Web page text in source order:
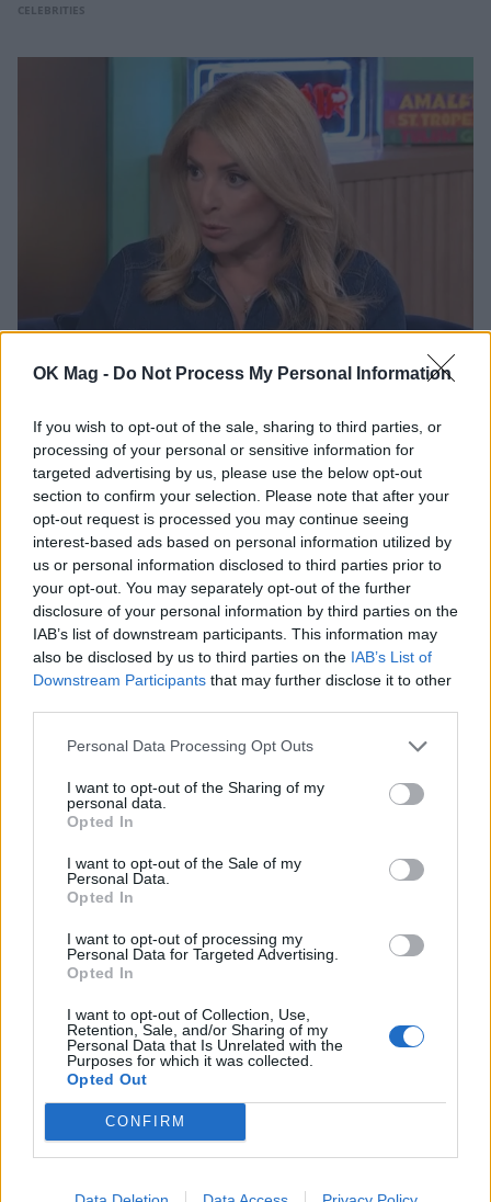
OK Mag - Do Not Process My Personal Information
If you wish to opt-out of the sale, sharing to third parties, or
processing of your personal or sensitive information for
targeted advertising by us, please use the below opt-out
section to confirm your selection. Please note that after your
opt-out request is processed you may continue seeing
interest-based ads based on personal information utilized by
us or personal information disclosed to third parties prior to
your opt-out. You may separately opt-out of the further
disclosure of your personal information by third parties on the
IAB’s list of downstream participants. This information may
also be disclosed by us to third parties on the IAB’s List of
Downstream Participants that may further disclose it to other
Personal Data Processing Opt Outs
I want to opt-out of the Sharing of my
personal data.
Opted In
I want to opt-out of the Sale of my
Personal Data.
Opted In
I want to opt-out of processing my
Personal Data for Targeted Advertising.
Opted In
I want to opt-out of Collection, Use,
Retention, Sale, and/or Sharing of my
Personal Data that Is Unrelated with the
Purposes for which it was collected.
Opted Out
CONFIRM
CELEBRITIES
Χριστίνα Πολίτη: Η πρώτη συνέντευξη μετά
το unfollow με την Άννα Βίσση – «Δεν
στην άλλη»
CELEBRITIES
ΔΕΙΤΕ ΑΚΟΜΑ
ΧΡΙΣΤΙΝΑ ΠΟΛΙΤΗ
ΠΕΡΙΣΣΟΤΕΡΑ ΣΤΟ
Γιώργος Χριστοδούλου: «Προσπάθησα να
γίνω δημοφιλής…»
CELEBRITIES